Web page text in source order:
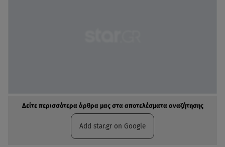
Δείτε περισσότερα άρθρα μας στα αποτελέσματα αναζήτησης
Add star.gr on Google